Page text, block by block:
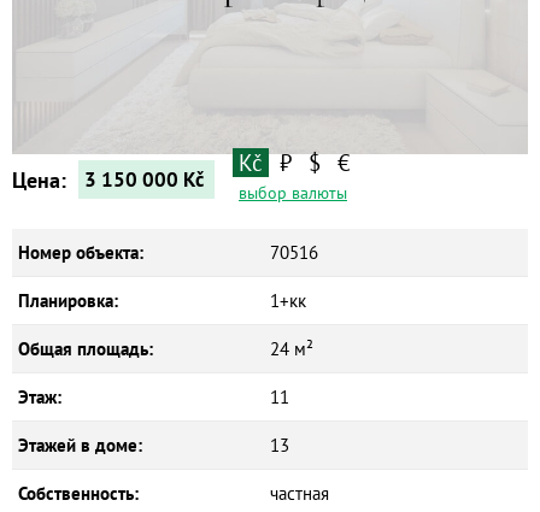
Цена: 3 150 000 Kč
Kč ₽ $ €
выбор валюты
Номер объекта: 70516
Планировка: 1+кк
Общая площадь: 24 м²
Этаж: 11
Этажей в доме: 13
Собственность: частная